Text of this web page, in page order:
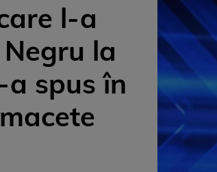
l-a
la
a spus în